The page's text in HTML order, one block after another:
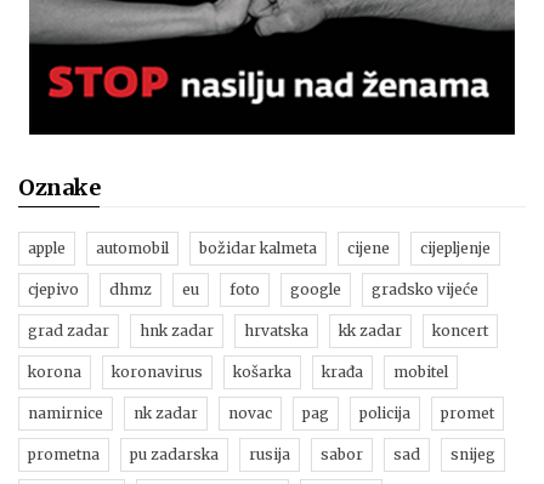
Oznake
apple automobil božidar kalmeta cijene cijepljenje
cjepivo dhmz eu foto google gradsko vijeće
grad zadar hnk zadar hrvatska kk zadar koncert
korona koronavirus košarka krađa mobitel
namirnice nk zadar novac pag policija promet
prometna pu zadarska rusija sabor sad snijeg